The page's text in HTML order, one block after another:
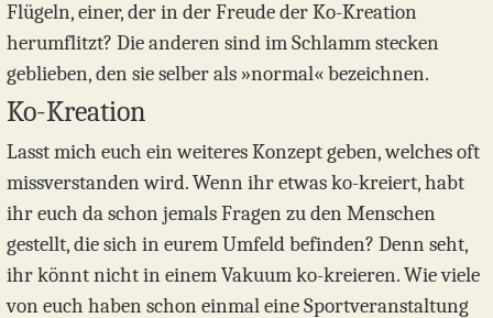
Flügeln, einer, der in der Freude der Ko-Kreation
herumflitzt? Die anderen sind im Schlamm stecken
geblieben, den sie selber als »normal« bezeichnen.
Ko-Kreation
Lasst mich euch ein weiteres Konzept geben, welches oft
missverstanden wird. Wenn ihr etwas ko-kreiert, habt
ihr euch da schon jemals Fragen zu den Menschen
gestellt, die sich in eurem Umfeld befinden? Denn seht,
ihr könnt nicht in einem Vakuum ko-kreieren. Wie viele
von euch haben schon einmal eine Sportveranstaltung